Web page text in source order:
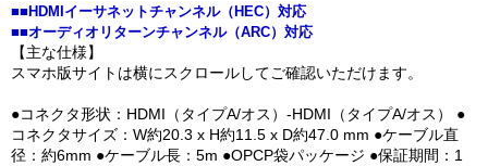
■■HDMIイーサネットチャンネル（HEC）対応
■■オーディオリターンチャンネル（ARC）対応
【主な仕様】
スマホ版サイトは横にスクロールしてご確認いただけます。
●コネクタ形状：HDMI（タイプA/オス）-HDMI（タイプA/オス） ●
コネクタサイズ：W約20.3 x H約11.5 x D約47.0 mm ●ケーブル直
径：約6mm ●ケーブル長：5m ●OPCP袋パッケージ ●保証期間：1